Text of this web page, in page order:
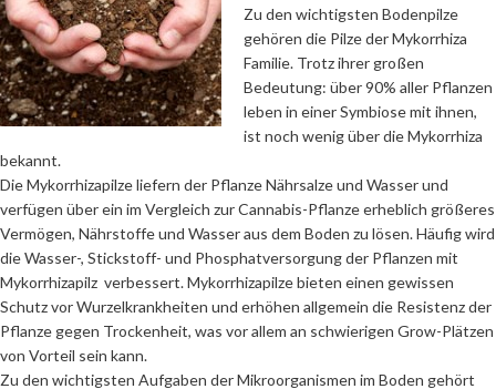
Zu den wichtigsten Bodenpilze
gehören die Pilze der Mykorrhiza
Familie. Trotz ihrer großen
Bedeutung: über 90% aller Pflanzen
leben in einer Symbiose mit ihnen,
ist noch wenig über die Mykorrhiza
bekannt.
Die Mykorrhizapilze liefern der Pflanze Nährsalze und Wasser und
verfügen über ein im Vergleich zur Cannabis-Pflanze erheblich größeres
Vermögen, Nährstoffe und Wasser aus dem Boden zu lösen. Häufig wird
die Wasser-, Stickstoff- und Phosphatversorgung der Pflanzen mit
Mykorrhizapilz verbessert. Mykorrhizapilze bieten einen gewissen
Schutz vor Wurzelkrankheiten und erhöhen allgemein die Resistenz der
Pflanze gegen Trockenheit, was vor allem an schwierigen Grow-Plätzen
von Vorteil sein kann.
Zu den wichtigsten Aufgaben der Mikroorganismen im Boden gehört